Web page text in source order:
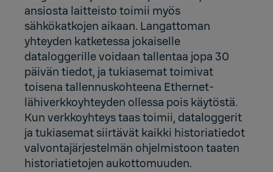
ansiosta laitteisto toimii myös
sähkökatkojen aikaan. Langattoman
yhteyden katketessa jokaiselle
dataloggerille voidaan tallentaa jopa 30
päivän tiedot, ja tukiasemat toimivat
toisena tallennuskohteena Ethernet-
lähiverkkoyhteyden ollessa pois käytöstä.
Kun verkkoyhteys taas toimii, dataloggerit
ja tukiasemat siirtävät kaikki historiatiedot
valvontajärjestelmän ohjelmistoon taaten
historiatietojen aukottomuuden.